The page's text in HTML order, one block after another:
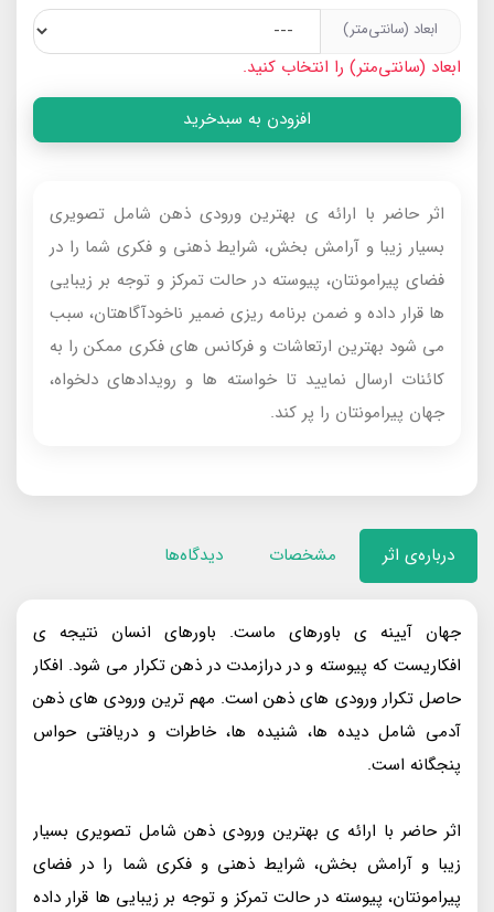
ابعاد (سانتی‌متر)
ابعاد (سانتی‌متر) را انتخاب کنید.
افزودن به سبدخرید
اثر حاضر با ارائه‌ ی بهترین ورودی‌ ذهن شامل تصویری
بسیار زیبا و آرامش‌ بخش، شرایط ذهنی و فکری شما را در
فضای پیرامونتان، پیوسته در حالت تمرکز و توجه بر زیبایی‌
ها قرار داده و ضمن برنامه‌ ریزی ضمیر ناخودآگاهتان، سبب
می‌ شود بهترین ارتعاشات و فرکانس‌ های فکری ممکن را به
کائنات ارسال نمایید تا خواسته‌ ها و رویدادهای دلخواه،
جهان پیرامونتان را پر کند.
درباره‌ی اثر مشخصات دیدگاه‌ها
جهان آیینه‌ ی باورهای ماست. باورهای انسان نتیجه‌ ی
افکاریست که پیوسته و در دراز‌مدت در ذهن تکرار می‌ شود. افکار
حاصل تکرار ورودی‌ های ذهن است. مهم‌ ترین ورودی‌ های ذهن
آدمی شامل دیده‌ ها، شنیده‌ ها، خاطرات و دریافتی حواس
پنجگانه است.
اثر حاضر با ارائه‌ ی بهترین ورودی‌ ذهن شامل تصویری بسیار
زیبا و آرامش‌ بخش، شرایط ذهنی و فکری شما را در فضای
پیرامونتان، پیوسته در حالت تمرکز و توجه بر زیبایی‌ ها قرار داده